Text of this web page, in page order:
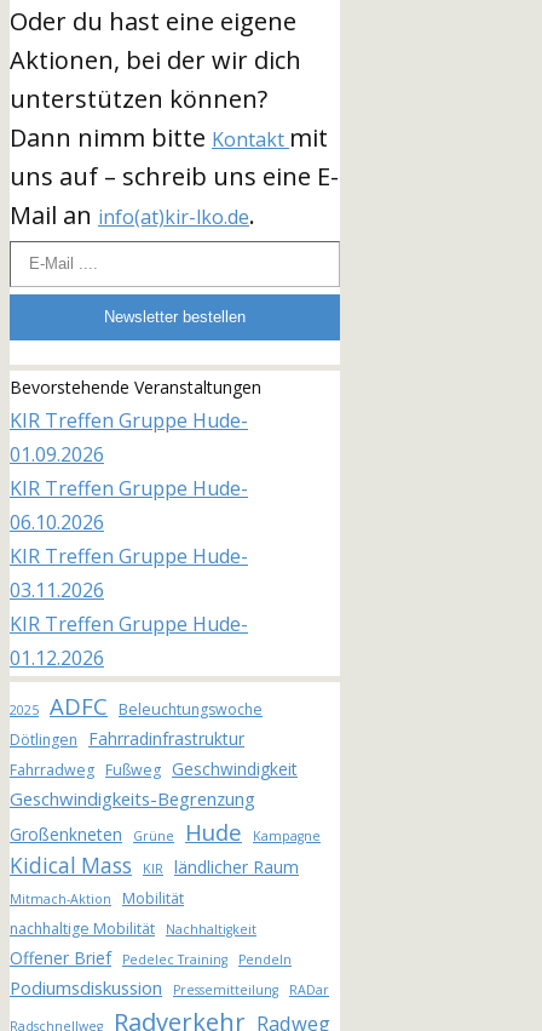
Oder du hast eine eigene
Aktionen, bei der wir dich
unterstützen können?
Dann nimm bitte Kontakt mit
uns auf – schreib uns eine E-
Mail an info(at)kir-lko.de.
E-Mail ....
Newsletter bestellen
Bevorstehende Veranstaltungen
KIR Treffen Gruppe Hude-
01.09.2026
KIR Treffen Gruppe Hude-
06.10.2026
KIR Treffen Gruppe Hude-
03.11.2026
KIR Treffen Gruppe Hude-
01.12.2026
2025 ADFC
Beleuchtungswoche
Dötlingen
Fahrradinfrastruktur
Fahrradweg Fußweg Geschwindigkeit
Geschwindigkeits-Begrenzung
Großenkneten Grüne Hude Kampagne
Kidical Mass KIR ländlicher Raum
Mitmach-Aktion
Mobilität
nachhaltige Mobilität
Nachhaltigkeit
Offener Brief Pedelec Training Pendeln
Podiumsdiskussion Pressemitteilung RADar
Radschnellweg Radverkehr Radweg